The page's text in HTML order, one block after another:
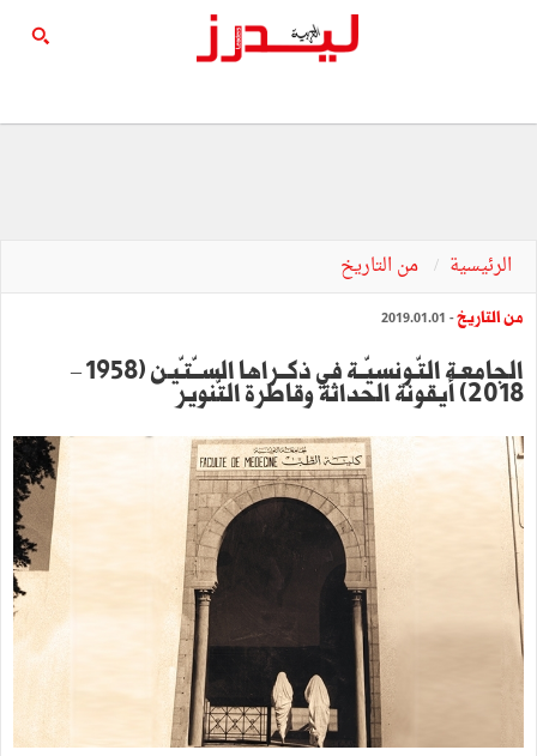
الرئيسية من التاريخ
من التاريخ- 2019.01.01
الجامعـة التّـونسيّــة في ذكــراها الســّتـّيـن (1958 –
2018) أيقونة الحداثة وقاطرة التّنوير